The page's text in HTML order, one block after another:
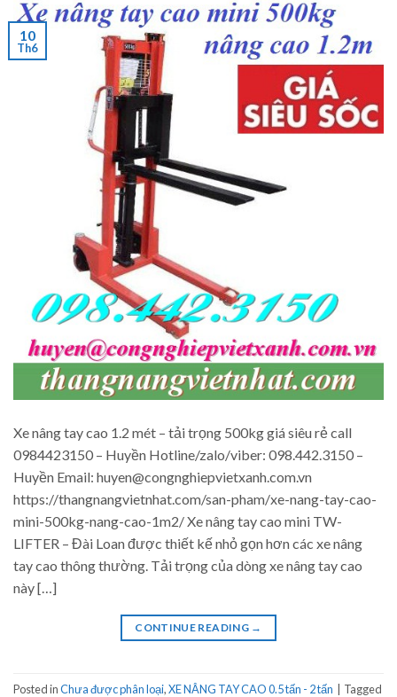
10
Th6
Xe nâng tay cao 1.2 mét – tải trọng 500kg giá siêu rẻ call
0984423150 – Huyền Hotline/zalo/viber: 098.442.3150 –
Huyền Email: huyen@congnghiepvietxanh.com.vn
https://thangnangvietnhat.com/san-pham/xe-nang-tay-cao-
mini-500kg-nang-cao-1m2/ Xe nâng tay cao mini TW-
LIFTER – Đài Loan được thiết kế nhỏ gọn hơn các xe nâng
tay cao thông thường. Tải trọng của dòng xe nâng tay cao
này […]
CONTINUE READING →
Posted inChưa được phân loại,XE NÂNG TAY CAO 0.5 tấn - 2 tấn Tagged